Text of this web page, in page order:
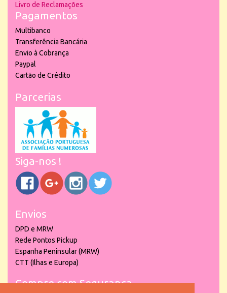
Livro de Reclamações
Pagamentos
Multibanco
Transferência Bancária
Envio à Cobrança
Paypal
Cartão de Crédito
Parcerias
Siga-nos !
Envios
DPD e MRW
Rede Pontos Pickup
Espanha Peninsular (MRW)
CTT (Ilhas e Europa)
Compre com Segurança